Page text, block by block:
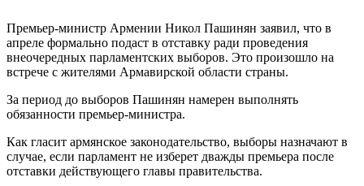
Премьер-министр Армении Никол Пашинян заявил, что в
апреле формально подаст в отставку ради проведения
внеочередных парламентских выборов. Это произошло на
встрече с жителями Армавирской области страны.
За период до выборов Пашинян намерен выполнять
обязанности премьер-министра.
Как гласит армянское законодательство, выборы назначают в
случае, если парламент не изберет дважды премьера после
отставки действующего главы правительства.